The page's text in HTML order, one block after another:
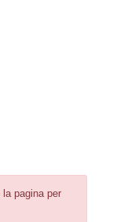
pagina per